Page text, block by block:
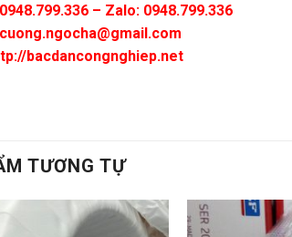
– Zalo: 0948.799.336
bacdancongnghiep.net
TƯƠNG TỰ